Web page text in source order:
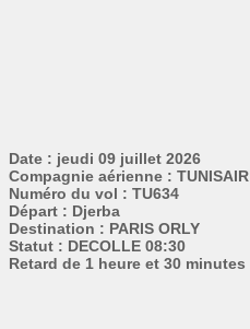
Date : jeudi 09 juillet 2026
Compagnie aérienne : TUNISAIR
Numéro du vol : TU634
Départ : Djerba
Destination : PARIS ORLY
Statut : DECOLLE 08:30
Retard de 1 heure et 30 minutes